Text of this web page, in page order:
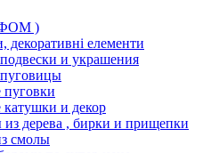
ФОМ )
декоративні елементи
и украшения
и декор
дерева , бирки и прищепки
смолы